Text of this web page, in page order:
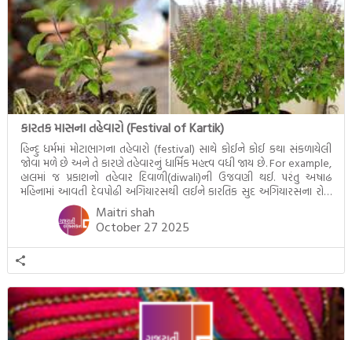
પરિપાક જોવા મળે […]
કારતક માસના તહેવારો (Festival of Kartik)
હિન્દુ ધર્મમાં મોટાભાગના તહેવારો (festival) સાથે કોઈને કોઈ કથા સંકળાયેલી
જોવા મળે છે અને તે કારણે તહેવારનું ધાર્મિક મહત્ત્વ વધી જાય છે. For example,
હાલમાં જ પ્રકાશનો તહેવાર દિવાળી(diwali)ની ઉજવણી થઈ. પરંતુ અષાઢ
મહિનામાં આવતી દેવપોઢી અગિયારસથી લઈને કારતિક સુદ અગિયારસના રોજ
આવતી દેવ ઊઠી અગિયારસ વચ્ચે મોટેભાગે યજ્ઞોપવીત સંસ્કાર, લગ્ન,
દીક્ષાગ્રહણ, યજ્ઞ, ગૃહપ્રવેશ જેવા […]
Maitri shah
October 27 2025